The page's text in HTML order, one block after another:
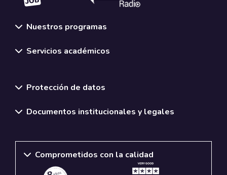
Nuestros programas
Servicios académicos
Protección de datos
Documentos institucionales y legales
Comprometidos con la calidad